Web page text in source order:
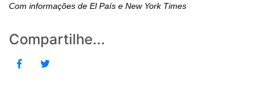
Com informações de El País e New York Times
Compartilhe...